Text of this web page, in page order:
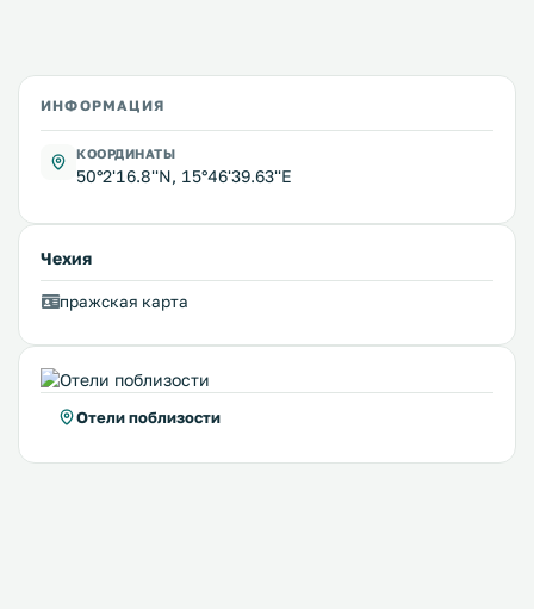
ИНФОРМАЦИЯ
КООРДИНАТЫ
50°2'16.8''N, 15°46'39.63''E
Чехия
пражская карта
Отели поблизости